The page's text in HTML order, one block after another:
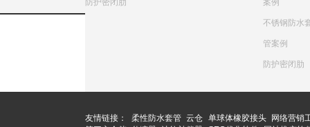
防护密闭肋 案例
不锈钢防水
管案例
防护密闭肋
友情链接： 柔性防水套管 云仓 单球体橡胶接头
网络营销